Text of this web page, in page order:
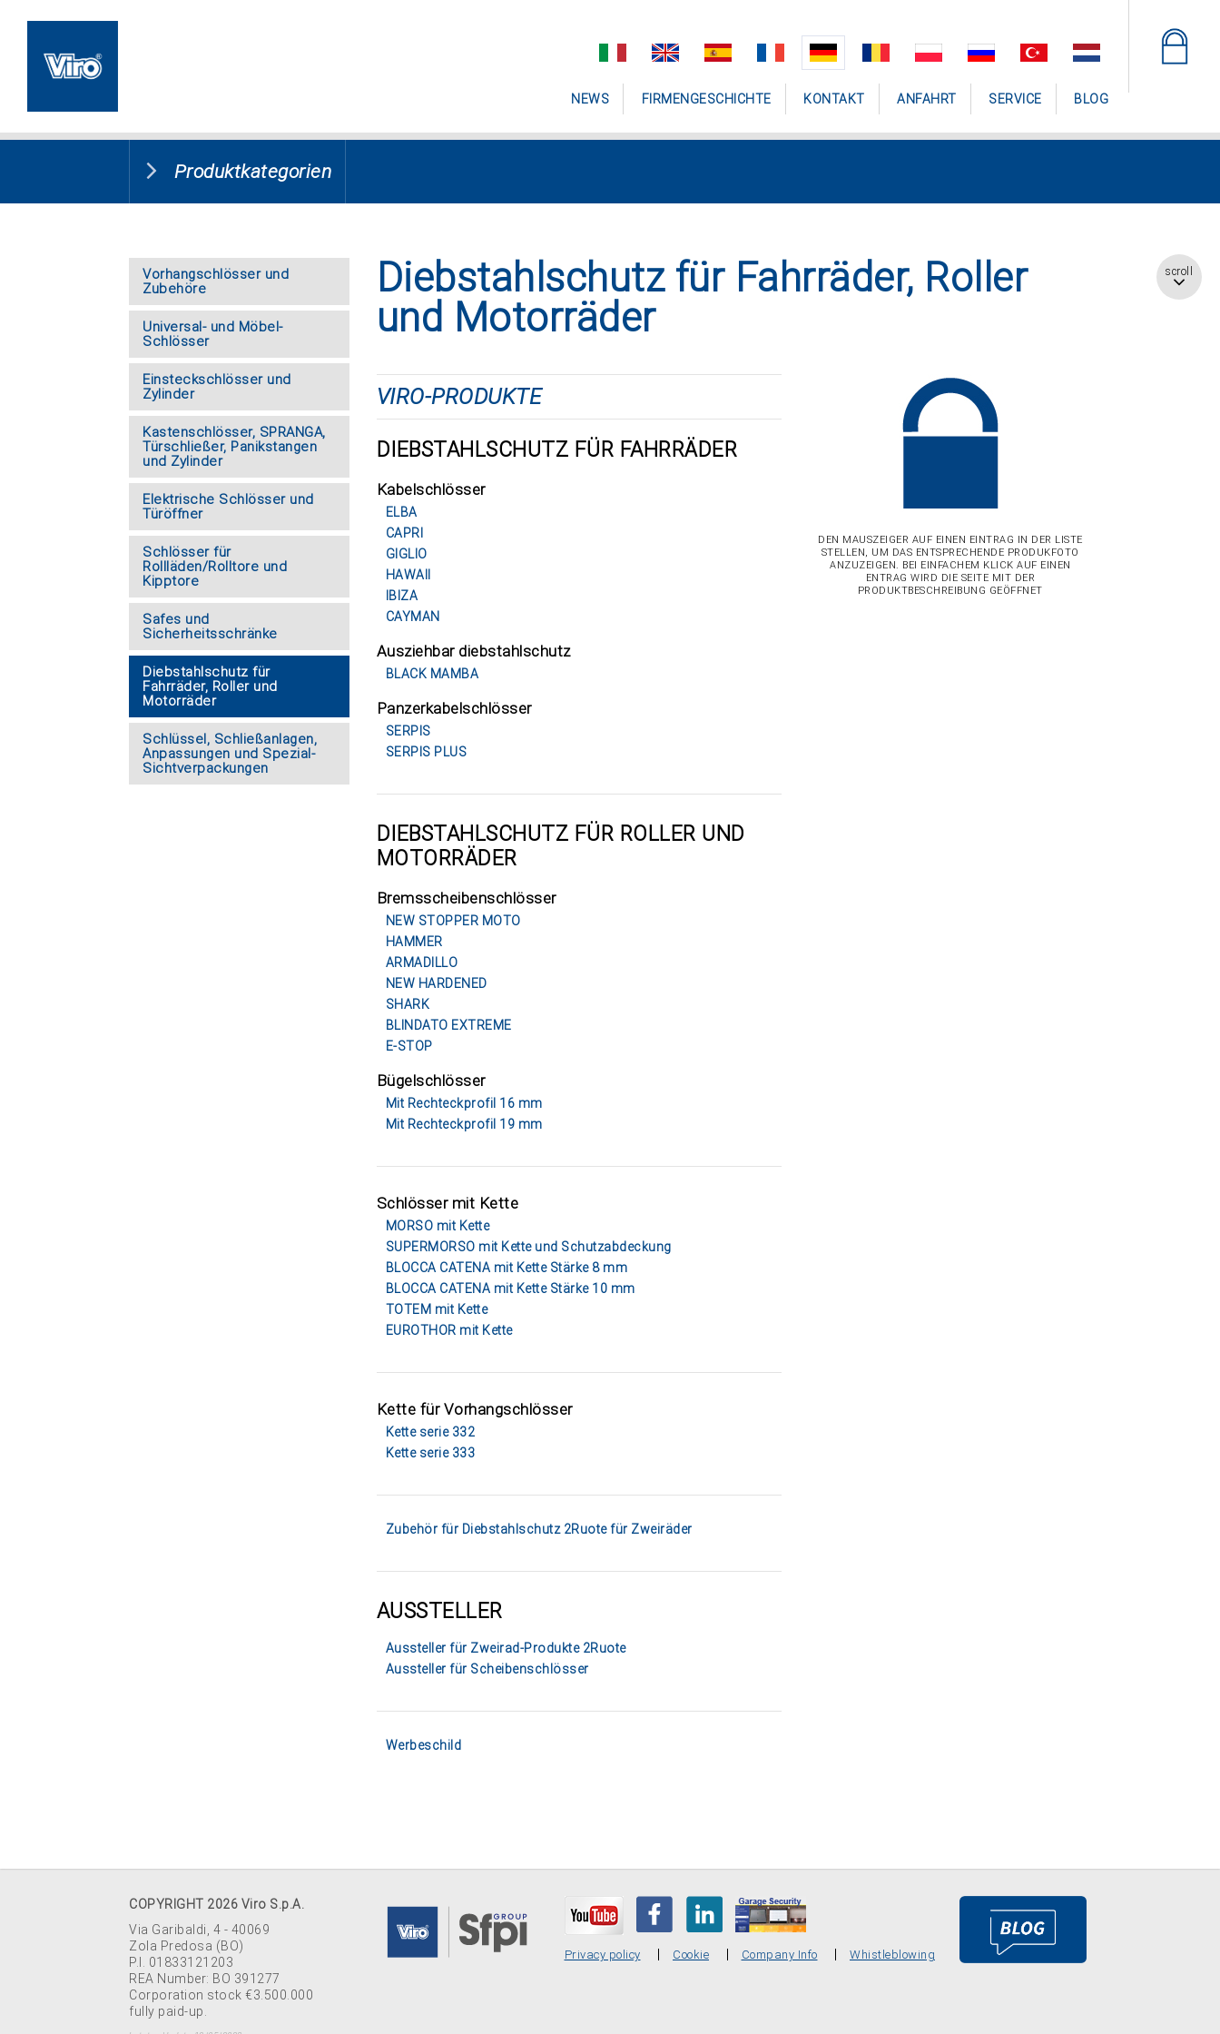
scroll
NEWS FIRMENGESCHICHTE KONTAKT ANFAHRT SERVICE BLOG
Produktkategorien
Vorhangschlösser und
Zubehöre
Universal- und Möbel-
Schlösser
Einsteckschlösser und
Zylinder
Kastenschlösser, SPRANGA,
Türschließer, Panikstangen
und Zylinder
Elektrische Schlösser und
Türöffner
Schlösser für
Rollläden/Rolltore und
Kipptore
Safes und
Sicherheitsschränke
Diebstahlschutz für
Fahrräder, Roller und
Motorräder
Schlüssel, Schließanlagen,
Anpassungen und Spezial-
Sichtverpackungen
Diebstahlschutz für Fahrräder, Roller
und Motorräder
VIRO-PRODUKTE
DIEBSTAHLSCHUTZ FÜR FAHRRÄDER
Kabelschlösser
ELBA
CAPRI
GIGLIO
HAWAII
IBIZA
CAYMAN
Ausziehbar diebstahlschutz
BLACK MAMBA
Panzerkabelschlösser
SERPIS
SERPIS PLUS
DIEBSTAHLSCHUTZ FÜR ROLLER UND
MOTORRÄDER
Bremsscheibenschlösser
NEW STOPPER MOTO
HAMMER
ARMADILLO
NEW HARDENED
SHARK
BLINDATO EXTREME
E-STOP
Bügelschlösser
Mit Rechteckprofil 16 mm
Mit Rechteckprofil 19 mm
Schlösser mit Kette
MORSO mit Kette
SUPERMORSO mit Kette und Schutzabdeckung
BLOCCA CATENA mit Kette Stärke 8 mm
BLOCCA CATENA mit Kette Stärke 10 mm
TOTEM mit Kette
EUROTHOR mit Kette
Kette für Vorhangschlösser
Kette serie 332
Kette serie 333
Zubehör für Diebstahlschutz 2Ruote für Zweiräder
AUSSTELLER
Aussteller für Zweirad-Produkte 2Ruote
Aussteller für Scheibenschlösser
Werbeschild
DEN MAUSZEIGER AUF EINEN EINTRAG IN DER LISTE
STELLEN, UM DAS ENTSPRECHENDE PRODUKFOTO
ANZUZEIGEN. BEI EINFACHEM KLICK AUF EINEN
ENTRAG WIRD DIE SEITE MIT DER
PRODUKTBESCHREIBUNG GEÖFFNET
COPYRIGHT 2026 Viro S.p.A.
Via Garibaldi, 4 - 40069
Zola Predosa (BO)
P.I. 01833121203
REA Number: BO 391277
Corporation stock €3.500.000
fully paid-up.
Privacy policy Cookie Company Info Whistleblowing